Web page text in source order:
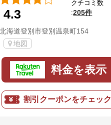
4.3
クチコミ数
:205件
北海道登別市登別温泉町154
地図
料金を表示
割引クーポンをチェック